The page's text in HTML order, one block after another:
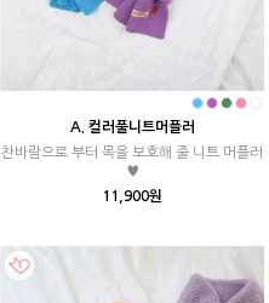
A. 컬러풀니트머플러
찬바람으로 부터 목을 보호해 줄 니트 머플러
♥
11,900원